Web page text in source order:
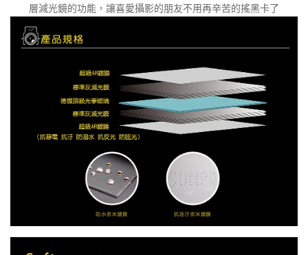
層減光鏡的功能，讓喜愛攝影的朋友不用再辛苦的搖黑卡了